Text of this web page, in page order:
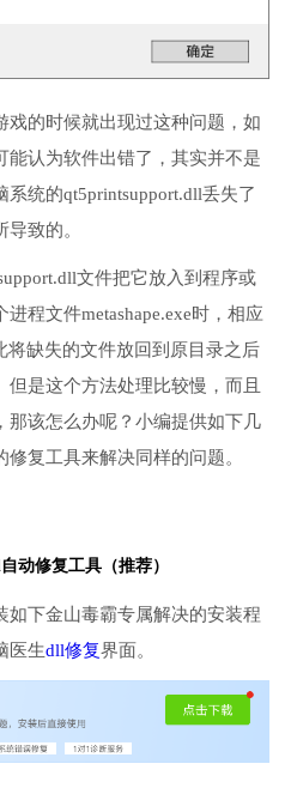
戏的时候就出现过这种问题，如
能认为软件出错了，其实并不是
统的qt5printsupport.dll丢失了
导致的。
文件把它放入到程序或
程文件metashape.exe时，相应
缺失的文件放回到原目录之后
是这个方法处理比较慢，而且
那该怎么办呢？小编提供如下几
复工具来解决同样的问题。
动修复工具（推荐）
如下金山毒霸专属解决的安装程
医生dll修复界面。